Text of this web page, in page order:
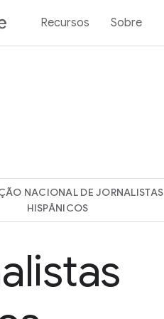
Recursos Sobre
NACIONAL DE JORNALISTAS
HISPÂNICOS